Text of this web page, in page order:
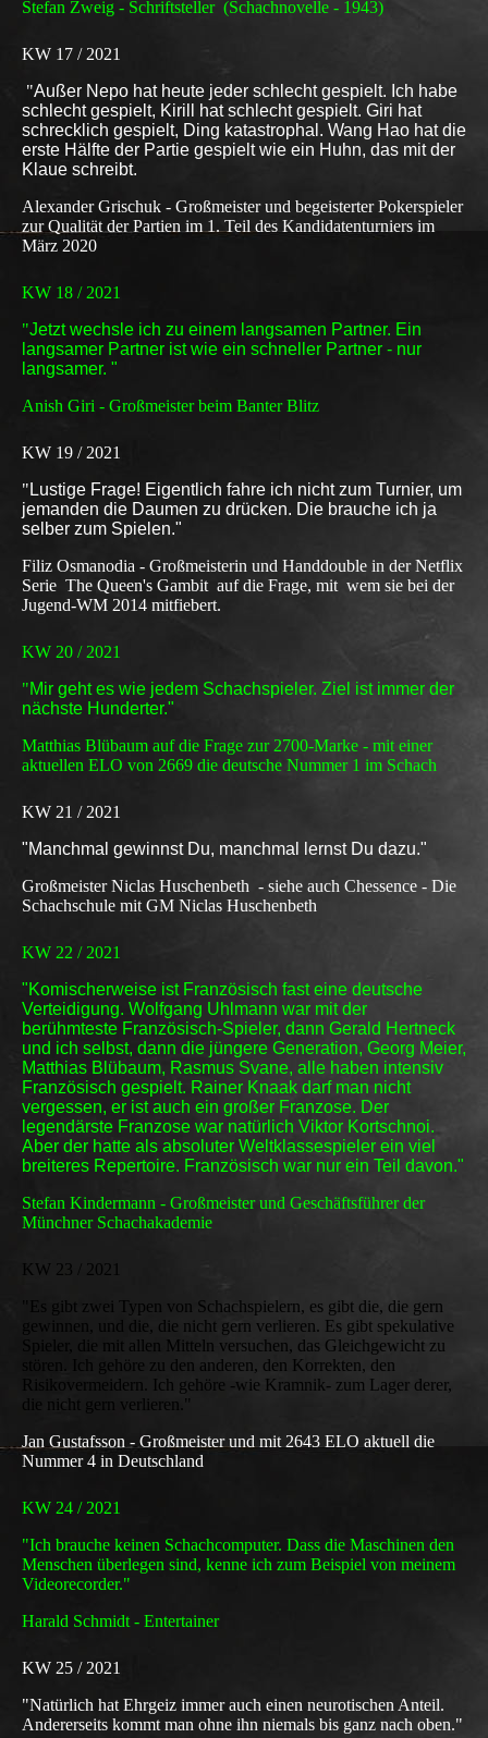
Stefan Zweig - Schriftsteller (Schachnovelle - 1943)
KW 17 / 2021
"Außer Nepo hat heute jeder schlecht gespielt. Ich habe
schlecht gespielt, Kirill hat schlecht gespielt. Giri hat
schrecklich gespielt, Ding katastrophal. Wang Hao hat die
erste Hälfte der Partie gespielt wie ein Huhn, das mit der
Klaue schreibt.
Alexander Grischuk - Großmeister und begeisterter Pokerspieler
zur Qualität der Partien im 1. Teil des Kandidatenturniers im
März 2020
KW 18 / 2021
"Jetzt wechsle ich zu einem langsamen Partner. Ein
langsamer Partner ist wie ein schneller Partner - nur
langsamer. "
Anish Giri - Großmeister beim Banter Blitz
KW 19 / 2021
" Lustige Frage! Eigentlich fahre ich nicht zum Turnier, um
jemanden die Daumen zu drücken. Die brauche ich ja
selber zum Spielen."
Filiz Osmanodia - Großmeisterin und Handdouble in der Netflix
Serie The Queen's Gambit auf die Frage, mit wem sie bei der
Jugend-WM 2014 mitfiebert.
KW 20 / 2021
"Mir geht es wie jedem Schachspieler. Ziel ist immer der
nächste Hunderter."
Matthias Blübaum auf die Frage zur 2700-Marke - mit einer
aktuellen ELO von 2669 die deutsche Nummer 1 im Schach
KW 21 / 2021
"Manchmal gewinnst Du, manchmal lernst Du dazu."
Großmeister Niclas Huschenbeth - siehe auch Chessence - Die
Schachschule mit GM Niclas Huschenbeth
KW 22 / 2021
"Komischerweise ist Französisch fast eine deutsche
Verteidigung. Wolfgang Uhlmann war mit der
berühmteste Französisch-Spieler, dann Gerald Hertneck
und ich selbst, dann die jüngere Generation, Georg Meier,
Matthias Blübaum, Rasmus Svane, alle haben intensiv
Französisch gespielt. Rainer Knaak darf man nicht
vergessen, er ist auch ein großer Franzose. Der
legendärste Franzose war natürlich Viktor Kortschnoi.
Aber der hatte als absoluter Weltklassespieler ein viel
breiteres Repertoire. Französisch war nur ein Teil davon."
Stefan Kindermann - Großmeister und Geschäftsführer der
Münchner Schachakademie
KW 23 / 2021
"Es gibt zwei Typen von Schachspielern, es gibt die, die gern
gewinnen, und die, die nicht gern verlieren. Es gibt spekulative
Spieler, die mit allen Mitteln versuchen, das Gleichgewicht zu
stören. Ich gehöre zu den anderen, den Korrekten, den
Risikovermeidern. Ich gehöre -wie Kramnik- zum Lager derer,
die nicht gern verlieren."
Jan Gustafsson - Großmeister und mit 2643 ELO aktuell die
Nummer 4 in Deutschland
KW 24 / 2021
"Ich brauche keinen Schachcomputer. Dass die Maschinen den
Menschen überlegen sind, kenne ich zum Beispiel von meinem
Videorecorder."
Harald Schmidt - Entertainer
KW 25 / 2021
"Natürlich hat Ehrgeiz immer auch einen neurotischen Anteil.
Andererseits kommt man ohne ihn niemals bis ganz nach oben."